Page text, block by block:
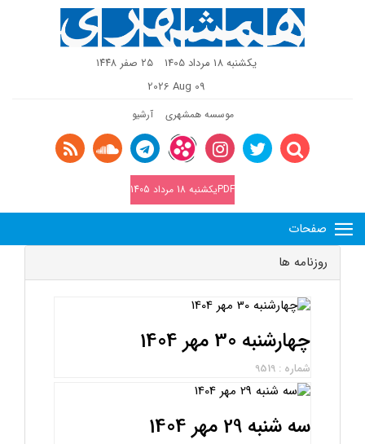
یکشنبه 18 مرداد 1405
٢٥ صفر ١٤٤٨
2026 Aug 09
موسسه همشهری آرشیو
PDFیکشنبه 18 مرداد 1405
صفحات
روزنامه ها
چهارشنبه 30 مهر 1404
شماره : 9519
سه شنبه 29 مهر 1404